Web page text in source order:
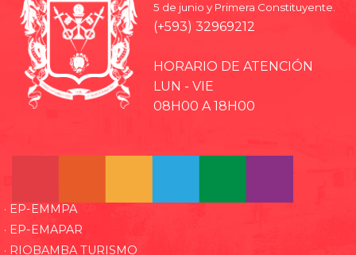
5 de junio y Primera Constituyente.
(+593) 32969212
HORARIO DE ATENCIÓN
LUN - VIE
08H00 A 18H00
· EP-EMMPA
· EP-EMAPAR
· RIOBAMBA TURISMO